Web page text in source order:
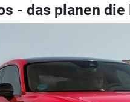
- das planen